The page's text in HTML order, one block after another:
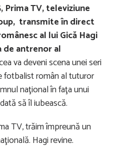
Prima TV, televiziune
transmite în direct
al lui Gică Hagi
de antrenor al
va deveni scena unei seri
fotbalist român al tuturor
naţional în faţa unui
să îl iubească.
TV, trăim împreună un
Hagi revine.